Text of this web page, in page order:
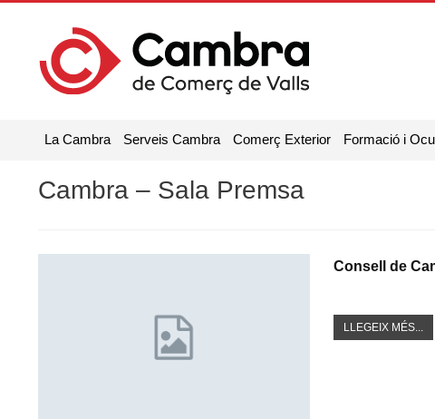
La Cambra Serveis Cambra Comerç Exterior Formació i
Cambra – Sala Premsa
Consell de
LLEGEIX MÉS...